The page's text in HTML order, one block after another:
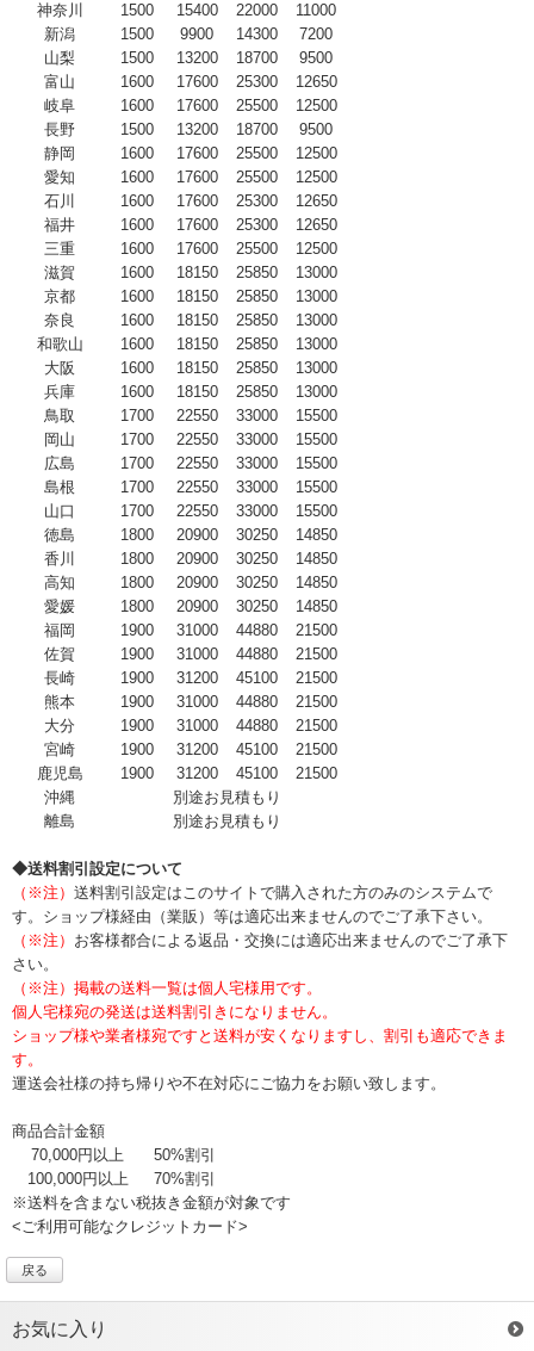
神奈川
1500 15400 22000
11000
新潟
1500 9900 14300
7200
山梨
1500 13200 18700
9500
富山
1600 17600 25300
12650
岐阜
1600 17600 25500
12500
長野
1500 13200 18700
9500
静岡
1600 17600 25500
12500
愛知
1600 17600 25500
12500
石川
1600 17600 25300
12650
福井
1600 17600 25300
12650
三重
1600 17600 25500
12500
滋賀
1600 18150 25850
13000
京都
1600 18150 25850
13000
奈良
1600 18150 25850
13000
和歌山
1600 18150 25850
13000
大阪
1600 18150 25850
13000
兵庫
1600 18150 25850
13000
鳥取
1700 22550 33000
15500
岡山
1700 22550 33000
15500
広島
1700 22550 33000
15500
島根
1700 22550 33000
15500
山口
1700 22550 33000
15500
徳島
1800 20900 30250
14850
香川
1800 20900 30250
14850
高知
1800 20900 30250
14850
愛媛
1800 20900 30250
14850
福岡
1900 31000 44880
21500
佐賀
1900 31000 44880
21500
長崎
1900 31200 45100
21500
熊本
1900 31000 44880
21500
大分
1900 31000 44880
21500
宮崎
1900 31200 45100
21500
鹿児島
1900 31200 45100
21500
沖縄
別途お見積もり
離島
別途お見積もり
◆送料割引設定について
（※注） 送料割引設定はこのサイトで購入された方のみのシステムで
す。ショップ様経由（業販）等は適応出来ませんのでご了承下さい。
（※注） お客様都合による返品・交換には適応出来ませんのでご了承下
さい。
（※注）掲載の送料一覧は個人宅様用です。
個人宅様宛の発送は送料割引きになりません。
ショップ様や業者様宛ですと送料が安くなりますし、割引も適応できま
す。
運送会社様の持ち帰りや不在対応にご協力をお願い致します。
商品合計金額
70,000円以上
50%割引
100,000円以上
70%割引
※送料を含まない税抜き金額が対象です
<ご利用可能なクレジットカード>
戻る
お気に入り